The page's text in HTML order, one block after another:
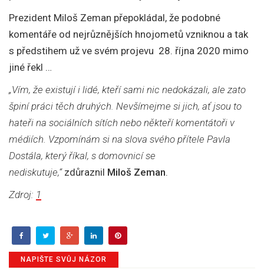
Prezident Miloš Zeman přepokládal, že podobné
komentáře od nejrůznějších hnojometů vzniknou a tak
s předstihem už ve svém projevu 28. října 2020 mimo
jiné řekl …
„Vím, že existují i lidé, kteří sami nic nedokázali, ale zato
špiní práci těch druhých. Nevšímejme si jich, ať jsou to
hateři na sociálních sítích nebo někteří komentátoři v
médiích. Vzpomínám si na slova svého přítele Pavla
Dostála, který říkal, s domovnicí se
nediskutuje,“zdůraznil Miloš Zeman.
Zdroj: 1
NAPIŠTE SVŮJ NÁZOR